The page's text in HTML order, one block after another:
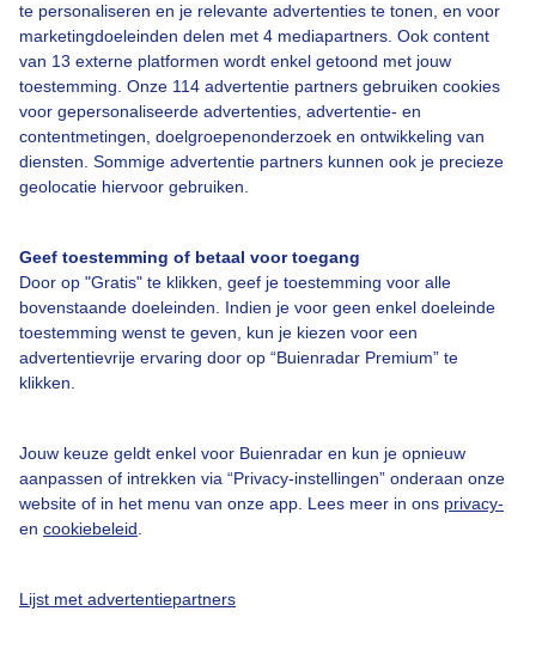
te personaliseren en je relevante advertenties te tonen, en voor
marketingdoeleinden delen met 4 mediapartners. Ook content
van 13 externe platformen wordt enkel getoond met jouw
toestemming. Onze 114 advertentie partners gebruiken cookies
voor gepersonaliseerde advertenties, advertentie- en
contentmetingen, doelgroepenonderzoek en ontwikkeling van
diensten. Sommige advertentie partners kunnen ook je precieze
geolocatie hiervoor gebruiken.
Geef toestemming of betaal voor toegang
Door op "Gratis" te klikken, geef je toestemming voor alle
bovenstaande doeleinden. Indien je voor geen enkel doeleinde
toestemming wenst te geven, kun je kiezen voor een
advertentievrije ervaring door op “Buienradar Premium” te
klikken.
Jouw keuze geldt enkel voor Buienradar en kun je opnieuw
aanpassen of intrekken via “Privacy-instellingen” onderaan onze
website of in het menu van onze app. Lees meer in ons privacy-
en cookiebeleid
Lijst met advertentiepartners
Over Buienradar
Bedrijfsgegevens
Contact
Gebruikersvoorwaarden
Buienradar Team
Privacy beleid
Cookie beleid
Gratis weerdata